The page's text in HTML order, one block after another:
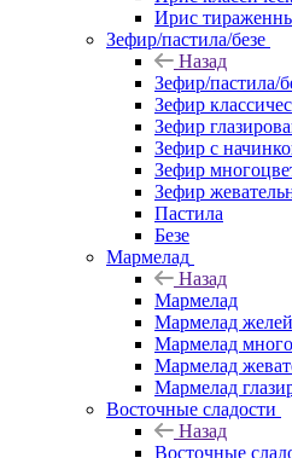
Ирис
Зефир/пастила/безе
Назад
Зефир/пастила/
Зефир
Зефир
Зефир с
Зефир
Зефир
Пастила
Безе
Мармелад
Назад
Мармелад
Мармелад
Мармелад
Мармелад
Мармелад
Восточные сладости
Назад
Восточные